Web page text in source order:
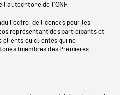
autochtone de l’ONF.
l’octroi de licences pour les
représentant des participants et
clients ou clientes qui ne
(membres des Premières